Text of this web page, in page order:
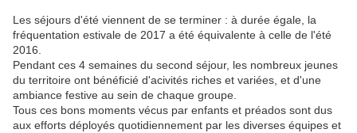
Les séjours d'été viennent de se terminer : à durée égale, la
fréquentation estivale de 2017 a été équivalente à celle de l'été
2016.
Pendant ces 4 semaines du second séjour, les nombreux jeunes
du territoire ont bénéficié d'acivités riches et variées, et d'une
ambiance festive au sein de chaque groupe.
Tous ces bons moments vécus par enfants et préados sont dus
aux efforts déployés quotidiennement par les diverses équipes et